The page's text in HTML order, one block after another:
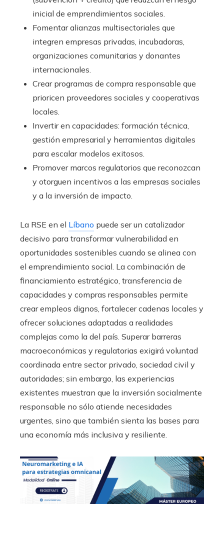
inicial de emprendimientos sociales.
Fomentar alianzas multisectoriales que
integren empresas privadas, incubadoras,
organizaciones comunitarias y donantes
internacionales.
Crear programas de compra responsable que
prioricen proveedores sociales y cooperativas
locales.
Invertir en capacidades: formación técnica,
gestión empresarial y herramientas digitales
para escalar modelos exitosos.
Promover marcos regulatorios que reconozcan
y otorguen incentivos a las empresas sociales
y a la inversión de impacto.
La RSE en el Líbano puede ser un catalizador
decisivo para transformar vulnerabilidad en
oportunidades sostenibles cuando se alinea con
el emprendimiento social. La combinación de
financiamiento estratégico, transferencia de
capacidades y compras responsables permite
crear empleos dignos, fortalecer cadenas locales y
ofrecer soluciones adaptadas a realidades
complejas como la del país. Superar barreras
macroeconómicas y regulatorias exigirá voluntad
coordinada entre sector privado, sociedad civil y
autoridades; sin embargo, las experiencias
existentes muestran que la inversión socialmente
responsable no sólo atiende necesidades
urgentes, sino que también sienta las bases para
una economía más inclusiva y resiliente.